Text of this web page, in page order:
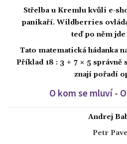
Střelba u Kremlu kvůli e-
panikaří. Wildberries
teď po něm
Tato matematická hádanka
Příklad 18 : 3 + 7 × 5
znají pořadí
O kom se mluví -
Andrej
Petr